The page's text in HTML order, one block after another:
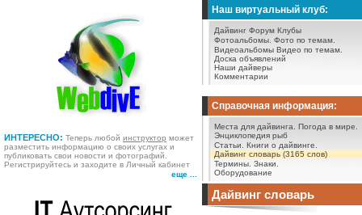
ИНТЕРЕСНО: Теперь любой инструктор может
разместить информацию о своих услугах и
публиковать свои новости и фотографий.
Регистрируйтесь и заходите в Личный кабинет
еще ...
Наш виртуальный клуб:
Дайвинг Форум Клубы
Фотоальбомы. Фото по темам.
Видеоальбомы Видео по темам.
Доска объявлений
Наши дайверы
Комментарии
Справочная информация:
Места для дайвинга.
Погода в мире.
Энциклопедия рыб
Статьи.
Книги о дайвинге.
Дайвинг словарь (3165 слов)
Термины. Знаки.
Оборудование
Дайвинг словарь